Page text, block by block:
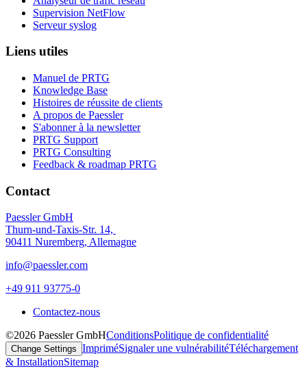
Supervision NetFlow
Serveur syslog
Liens utiles
Manuel de PRTG
Knowledge Base
Histoires de réussite de clients
A propos de Paessler
S'abonner à la newsletter
PRTG Support
PRTG Consulting
Feedback & roadmap PRTG
Contact
Paessler GmbH
Thurn-und-Taxis-Str. 14,
90411 Nuremberg, Allemagne
info@paessler.com
+49 911 93775-0
Contactez-nous
©2026 Paessler GmbHConditionsPolitique de confidentialité
Change Settings ImpriméSignaler une vulnérabilitéTéléchargement
& InstallationSitemap